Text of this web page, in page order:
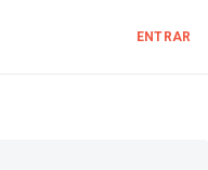
ENTRAR